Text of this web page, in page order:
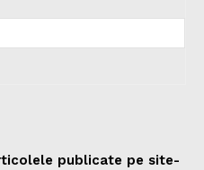
publicate pe site-